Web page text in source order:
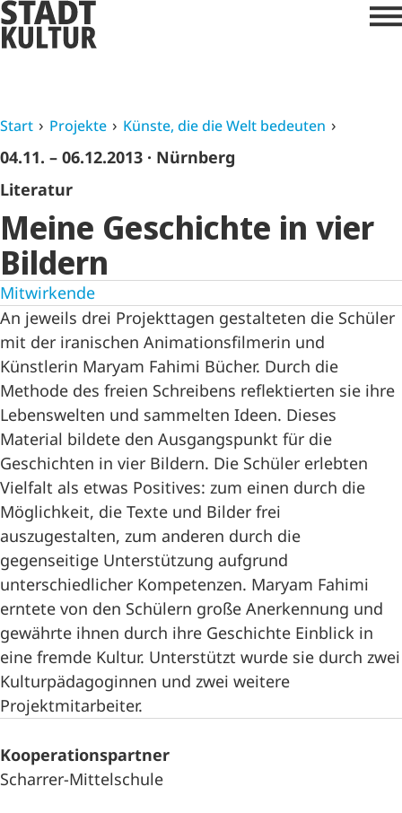
Start Projekte Künste, die die Welt bedeuten
04.11. – 06.12.2013 · Nürnberg
Literatur
Meine Geschichte in vier
Bildern
Mitwirkende
An jeweils drei Projekttagen gestalteten die Schüler
mit der iranischen Animationsfilmerin und
Künstlerin Maryam Fahimi Bücher. Durch die
Methode des freien Schreibens reflektierten sie ihre
Lebenswelten und sammelten Ideen. Dieses
Material bildete den Ausgangspunkt für die
Geschichten in vier Bildern. Die Schüler erlebten
Vielfalt als etwas Positives: zum einen durch die
Möglichkeit, die Texte und Bilder frei
auszugestalten, zum anderen durch die
gegenseitige Unterstützung aufgrund
unterschiedlicher Kompetenzen. Maryam Fahimi
erntete von den Schülern große Anerkennung und
gewährte ihnen durch ihre Geschichte Einblick in
eine fremde Kultur. Unterstützt wurde sie durch zwei
Kulturpädagoginnen und zwei weitere
Projektmitarbeiter.
Kooperationspartner
Scharrer-Mittelschule